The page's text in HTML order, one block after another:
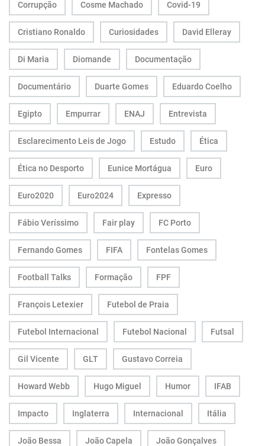
Corrupção Cosme Machado Covid-19
Cristiano Ronaldo Curiosidades David Elleray
Di Maria Diomande Documentação
Documentário Duarte Gomes Eduardo Coelho
Egipto Empurrar ENAJ Entrevista
Esclarecimento Leis de Jogo Estudo Ética
Ética no Desporto Eunice Mortágua Euro
Euro2020 Euro2024 Expresso
Fábio Veríssimo Fair play FC Porto
Fernando Gomes FIFA Fontelas Gomes
Football Talks Formação FPF
François Letexier Futebol de Praia
Futebol Internacional Futebol Nacional Futsal
Gil Vicente GLT Gustavo Correia
Howard Webb Hugo Miguel Humor IFAB
Impacto Inglaterra Internacional Itália
João Bessa João Capela João Gonçalves